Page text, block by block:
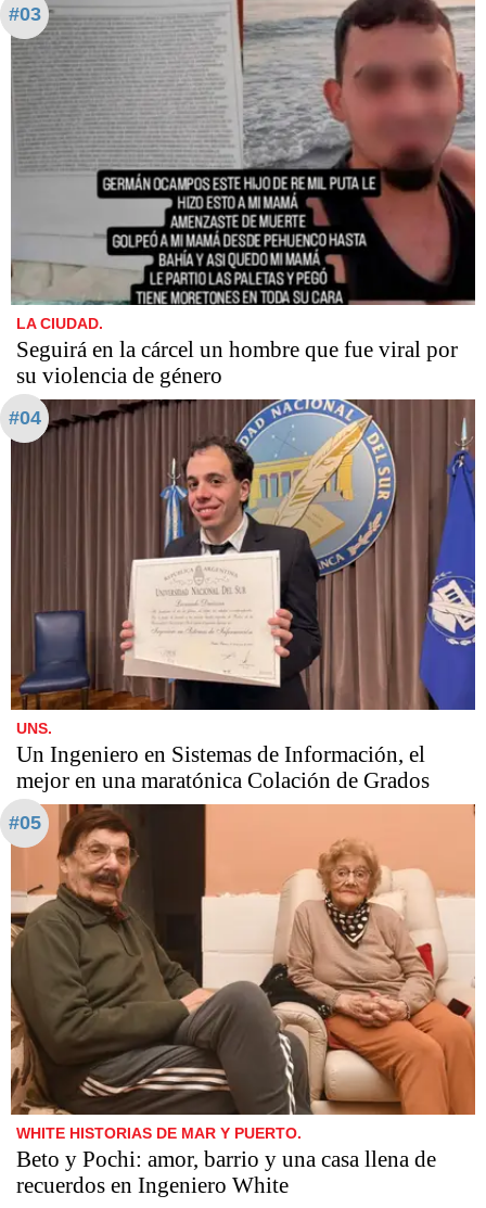
#03
LA CIUDAD.
Seguirá en la cárcel un hombre que fue viral por
su violencia de género
#04
UNS.
Un Ingeniero en Sistemas de Información, el
mejor en una maratónica Colación de Grados
#05
WHITE HISTORIAS DE MAR Y PUERTO.
Beto y Pochi: amor, barrio y una casa llena de
recuerdos en Ingeniero White